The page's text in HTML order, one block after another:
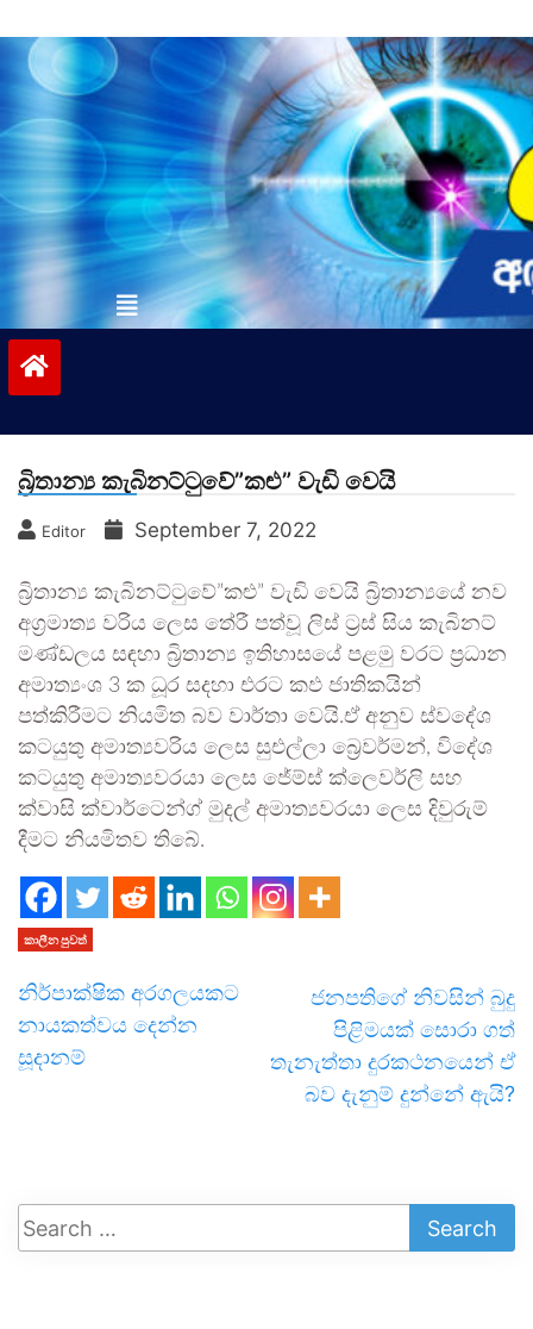
to
contentvinivida.lk
බ්‍රිතාන්‍ය කැබිනට්ටුවේ”කළු” වැඩි වෙයි
Editor September 7, 2022
බ්‍රිතාන්‍ය කැබිනට්ටුවේ”කළු” වැඩි වෙයි බ්‍රිතාන්‍යයේ නව
අග‍්‍රමාත්‍ය වරිය ලෙස තේරී පත්වූ ලිස් ට‍්‍රස් සිය කැබිනට්
මණ්ඩලය සඳහා බ්‍රිතාන්‍ය ඉතිහාසයේ පළමු වරට ප‍්‍රධාන
අමාත්‍යංශ 3 ක ධූර සදහා එරට කඵ ජාතිකයින්
පත්කිරීමට නියමිත බව වාර්තා වෙයි.ඒ අනුව ස්වදේශ
කටයුතු අමාත්‍යවරිය ලෙස සුඑල්ලා බ්‍රෙවර්මන්, විදේශ
කටයුතු අමාත්‍යවරයා ලෙස ජේම්ස් ක්ලෙවර්ලි සහ
ක්වාසි ක්වාර්ටෙන්ග් මුදල් අමාත්‍යවරයා ලෙස දිවුරුම්
දීමට නියමිතව තිබේ.
කාලීන පුවත්
නිර්පාක්ෂික අරගලයකට
නායකත්වය දෙන්න
සූදානම්
ජනපතිගේ නිවසින් බුදු
පිළිමයක් සොරා ගත්
තැනැත්තා දුරකථනයෙන් ඒ
බව දැනුම් දුන්නේ ඇයි?